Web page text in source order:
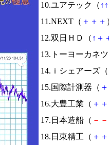
10.ユアテック（ ↑ ↑
11.NEXT（ ＋ ＋ ＋
12.双日ＨＤ（ ↑ ＋
13.トーヨーカネ
14.ｉシェアーズ（
15.国際計測器（ ＋
16.大豊工業（ ＋ ＋
17.日本造船（ － －
18.日東精工（ ＋ ＋